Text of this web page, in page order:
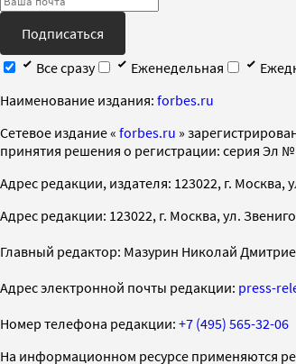
Подписаться
Все сразу
Еженедельная
Наименование издания: forbes.ru
Cетевое издание « forbes.ru »
принятия решения о регистрации: серия Эл №
Адрес редакции, издателя: 123022, г. Москва,
Адрес редакции: 123022, г. Москва, ул.
Главный редактор: Мазурин Николай
Адрес электронной почты редакции: press-
Номер телефона редакции: +7 (495) 565-32-06
На информационном ресурсе применяются